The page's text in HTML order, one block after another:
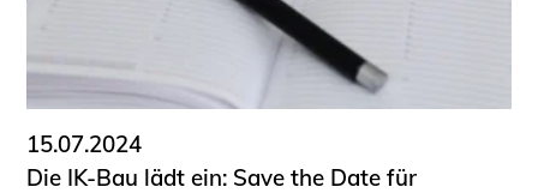
15.07.2024
Die IK-Bau lädt ein: Save the Date für